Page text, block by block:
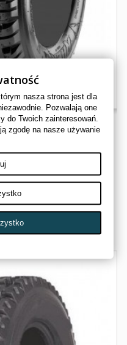
RAZR XM RS08
RAZR XM
zł
dostawę
nasza strona jest dla
Pozwalają one
do Twoich zainteresowań.
zgodę na nasze używanie